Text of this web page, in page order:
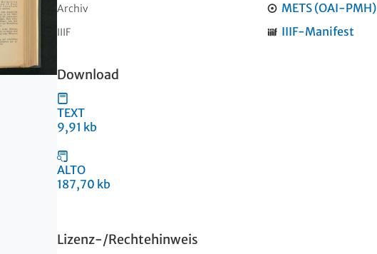
Archiv METS (OAI-PMH)
IIIF IIIF-Manifest
Download
TEXT
9,91 kb
ALTO
187,70 kb
Lizenz-/Rechtehinweis